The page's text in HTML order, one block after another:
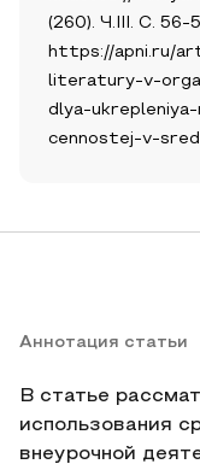
(260). Ч.III. С. 56-
https://apni.ru/
literatury-v-
dlya-
cennostej-v-
Аннотация статьи
В статье
использования
внеурочной